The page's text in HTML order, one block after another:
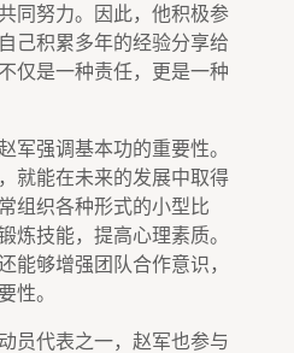
同努力。因此，他积极参
己积累多年的经验分享给
仅是一种责任，更是一种
军强调基本功的重要性。
就能在未来的发展中取得
组织各种形式的小型比
炼技能，提高心理素质。
能够增强团队合作意识，
性。
员代表之一，赵军也参与